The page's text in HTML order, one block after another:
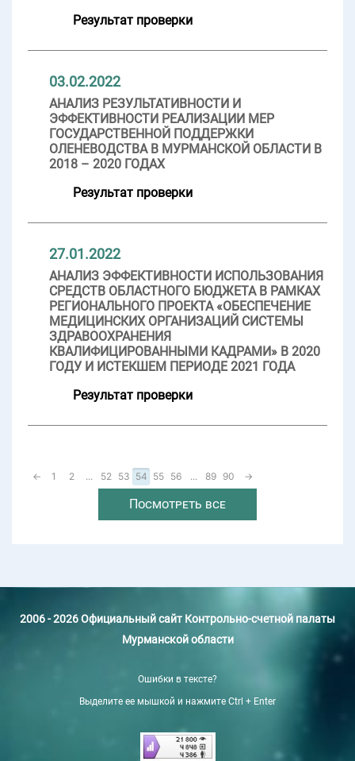
Результат проверки
03.02.2022
АНАЛИЗ РЕЗУЛЬТАТИВНОСТИ И
ЭФФЕКТИВНОСТИ РЕАЛИЗАЦИИ МЕР
ГОСУДАРСТВЕННОЙ ПОДДЕРЖКИ
ОЛЕНЕВОДСТВА В МУРМАНСКОЙ ОБЛАСТИ В
2018 – 2020 ГОДАХ
Результат проверки
27.01.2022
АНАЛИЗ ЭФФЕКТИВНОСТИ ИСПОЛЬЗОВАНИЯ
СРЕДСТВ ОБЛАСТНОГО БЮДЖЕТА В РАМКАХ
РЕГИОНАЛЬНОГО ПРОЕКТА «ОБЕСПЕЧЕНИЕ
МЕДИЦИНСКИХ ОРГАНИЗАЦИЙ СИСТЕМЫ
ЗДРАВООХРАНЕНИЯ
КВАЛИФИЦИРОВАННЫМИ КАДРАМИ» В 2020
ГОДУ И ИСТЕКШЕМ ПЕРИОДЕ 2021 ГОДА
Результат проверки
← 1 2 ... 52 53 54 55 56 ... 89 90 →
Посмотреть все
2006 - 2026 Официальный сайт Контрольно-счетной палаты
Мурманской области
Ошибки в тексте?
Выделите ее мышкой и нажмите Ctrl + Enter